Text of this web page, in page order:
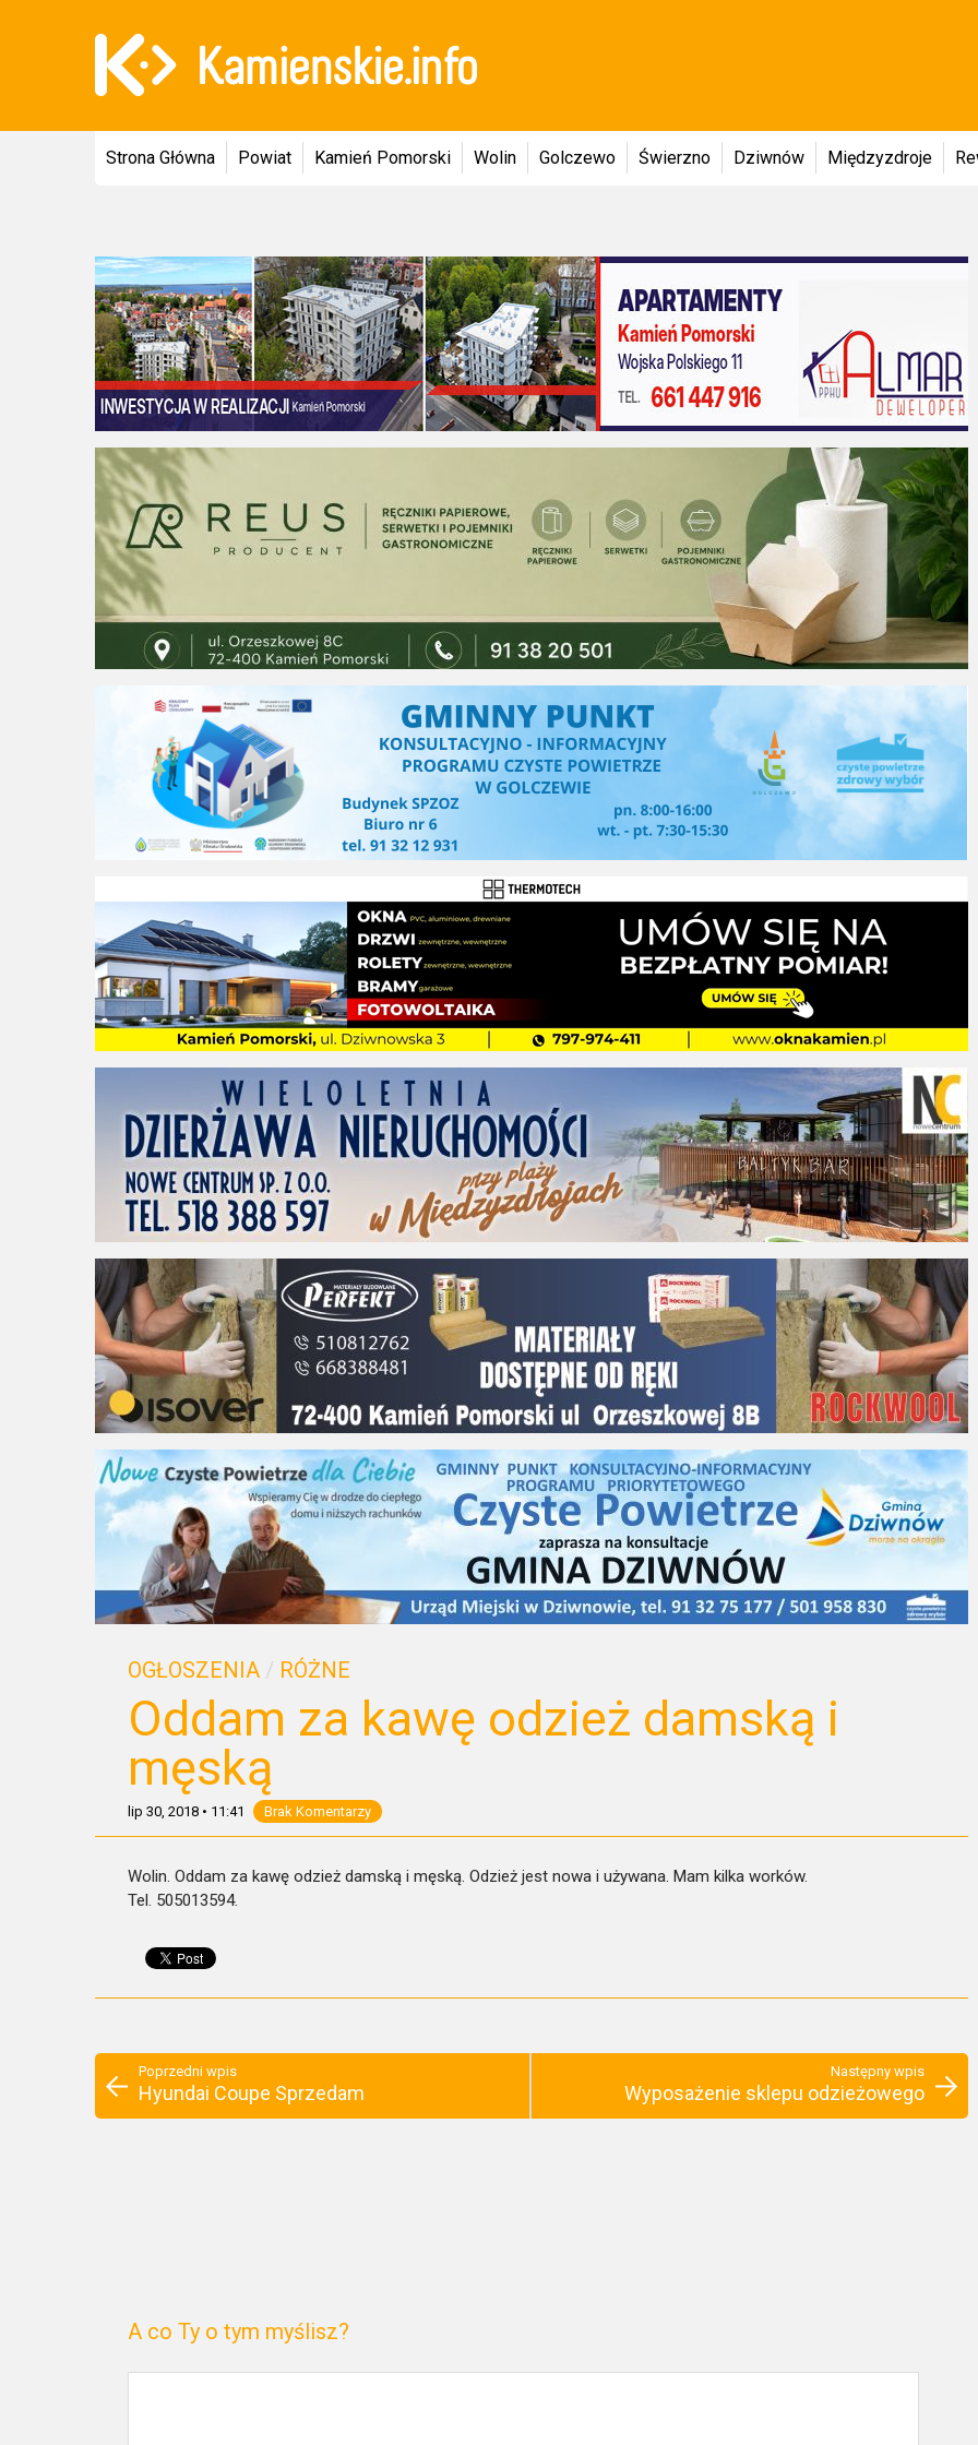
Strona Główna Powiat Kamień Pomorski Wolin Golczewo Świerzno Dziwnów Międzyzdroje
OGŁOSZENIA / RÓŻNE
Oddam za kawę odzież damską i
męską
lip 30, 2018 • 11:41 Brak Komentarzy
Wolin. Oddam za kawę odzież damską i męską. Odzież jest nowa i używana. Mam kilka worków.
Tel. 505013594.
Poprzedni wpis
Hyundai Coupe Sprzedam
Następny wpis
Wyposażenie sklepu odzieżowego
A co Ty o tym myślisz?